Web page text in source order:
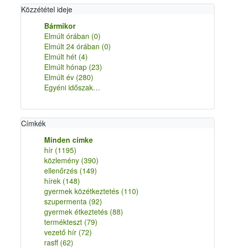
Közzététel ideje
Bármikor
Elmúlt órában (0)
Elmúlt 24 órában (0)
Elmúlt hét (4)
Elmúlt hónap (23)
Elmúlt év (280)
Egyéni időszak…
Címkék
Minden címke
hír (1195)
közlemény (390)
ellenőrzés (149)
hírek (148)
gyermek közétkeztetés (110)
szupermenta (92)
gyermek étkeztetés (88)
termékteszt (79)
vezető hír (72)
rasff (62)